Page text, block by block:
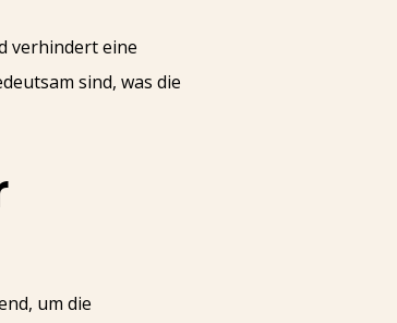
verhindert eine
sind, was die
um die